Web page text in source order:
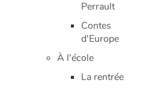
Perrault
Contes
d'Europe
À l'école
La rentrée